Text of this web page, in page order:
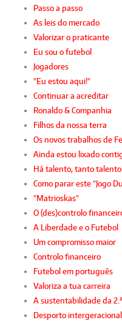
Passo a passo
As leis do mercado
Valorizar o praticante
Eu sou o futebol
Jogadores
"Eu estou aqui!"
Continuar a acreditar
Ronaldo & Companhia
Filhos da nossa terra
Os novos trabalhos de
Ainda estou lixado
Há talento, tanto talento
Como parar este "Jogo
"Matrioskas"
O (des)controlo
A Liberdade e o Futebol
Um compromisso maior
Controlo financeiro
Futebol em português
Valoriza a tua carreira
A sustentabilidade da
Desporto intergeracional